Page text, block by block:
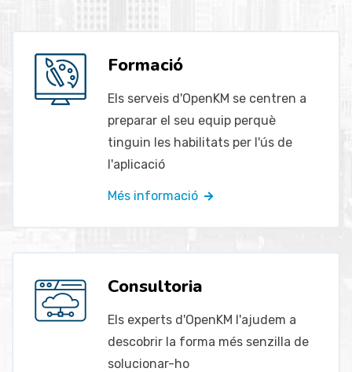
Formació
Els serveis d'OpenKM se centren a
preparar el seu equip perquè
tinguin les habilitats per l'ús de
l'aplicació
Més informació
Consultoria
Els experts d'OpenKM l'ajudem a
descobrir la forma més senzilla de
solucionar-ho